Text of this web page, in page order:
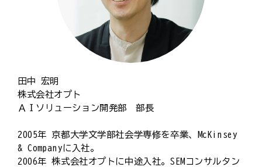
田中 宏明
株式会社オプト
ＡＩソリューション開発部 部長
2005年 京都大学文学部社会学専修を卒業、McKinsey
& Companyに入社。
2006年 株式会社オプトに中途入社。SEMコンサルタン